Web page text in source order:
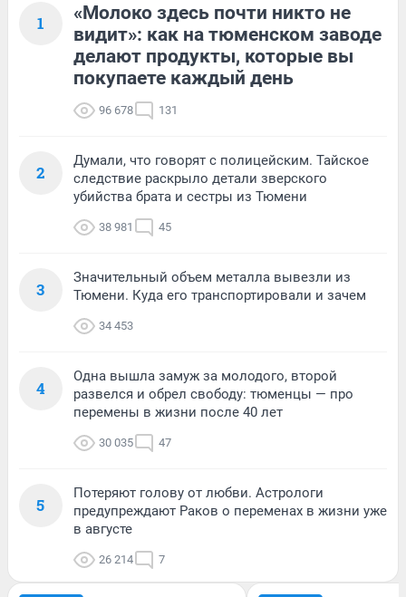
1
«Молоко здесь почти никто не
видит»: как на тюменском заводе
делают продукты, которые вы
покупаете каждый день
96 678 131
2
Думали, что говорят с полицейским. Тайское
следствие раскрыло детали зверского
убийства брата и сестры из Тюмени
38 981 45
3
Значительный объем металла вывезли из
Тюмени. Куда его транспортировали и зачем
34 453
4
Одна вышла замуж за молодого, второй
развелся и обрел свободу: тюменцы — про
перемены в жизни после 40 лет
30 035 47
5
Потеряют голову от любви. Астрологи
предупреждают Раков о переменах в жизни уже
в августе
26 214 7